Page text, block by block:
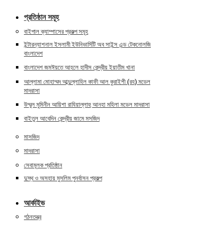
প্রতিষ্ঠান সমূহ
বাইপাল ক্যাম্পাসের প্রকল্প সমূহ
ইন্টারন্যাশনাল ইসলামী ইউনিভার্সিটি অব সাইন্স এন্ড টেকনোলজি
বাংলাদেশ
বাংলাদেশ জমঈয়তে আহলে হাদীস কেন্দ্রীয় ইয়াতীম খানা
আল্লামা মোহাম্মদ আব্দুল্লাহিল কাফী আল কুরাইশী (রহ) মডেল
মাদরাসা
উম্মুল মুমিনীন আয়িশা রাযিয়াল্লাহু আনহা মহিলা মডেল মাদরাসা
বাইতুল আবেদিন কেন্দ্রীয় জামে মসজিদ
মাসজিদ
মাদরাসা
সেবামূলক প্রতিষ্ঠান
দুস্থ ও অসহায় মুসলিম পুনর্বাসন প্রকল্প
আর্কাইভ
গঠনতন্ত্র